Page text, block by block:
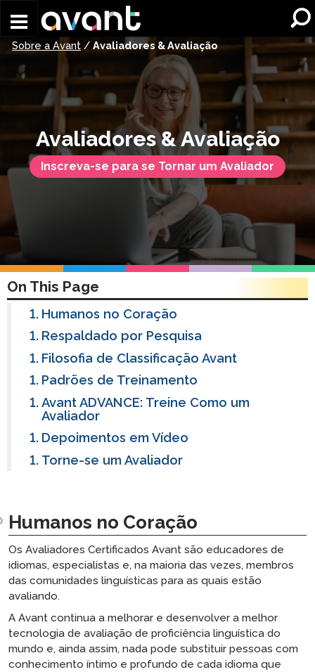
Sobre a Avant / Avaliadores & Avaliação
Avaliadores & Avaliação
Inscreva-se para se Tornar um Avaliador
On This Page
Humanos no Coração
Respaldado por Pesquisa
Filosofia de Classificação Avant
Padrões de Treinamento
Avant ADVANCE: Treine Como um
Avaliador
Depoimentos em Vídeo
Torne-se um Avaliador
Humanos no Coração
Os Avaliadores Certificados Avant são educadores de
idiomas, especialistas e, na maioria das vezes, membros
das comunidades linguísticas para as quais estão
avaliando.
A Avant continua a melhorar e desenvolver a melhor
tecnologia de avaliação de proficiência linguística do
mundo e, ainda assim, nada pode substituir pessoas com
conhecimento íntimo e profundo de cada idioma que